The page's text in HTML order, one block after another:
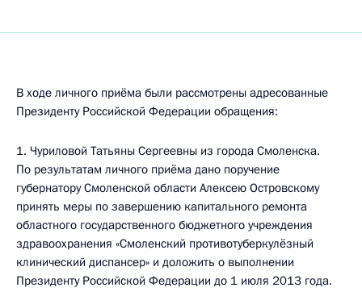
В ходе личного приёма были рассмотрены адресованные
Президенту Российской Федерации обращения:
1. Чуриловой Татьяны Сергеевны из города Смоленска.
По результатам личного приёма дано поручение
губернатору Смоленской области Алексею Островскому
принять меры по завершению капитального ремонта
областного государственного бюджетного учреждения
здравоохранения «Смоленский противотуберкулёзный
клинический диспансер» и доложить о выполнении
Президенту Российской Федерации до 1 июля 2013 года.